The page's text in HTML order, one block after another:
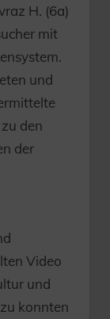
H. (6a)
mit
und
den
der
Video
und
konnten